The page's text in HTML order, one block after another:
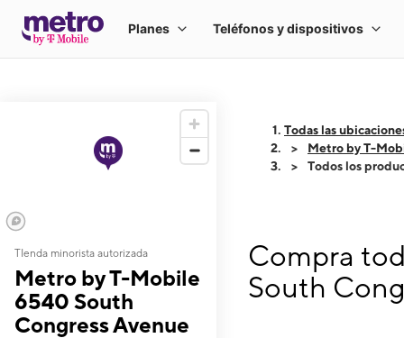
TIenda minorista autorizada
Metro by T-Mobile
6540 South
Congress Avenue
Todas las
Metro by T-
Todos los
Compra
South